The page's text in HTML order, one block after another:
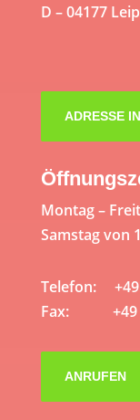
D – 04177
ADRESSE
Montag –
Samstag von
Telefon: +49
Fax: +49
ANRUFEN